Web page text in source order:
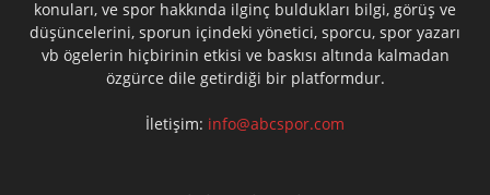
konuları, ve spor hakkında ilginç buldukları bilgi, görüş ve
düşüncelerini, sporun içindeki yönetici, sporcu, spor yazarı
vb ögelerin hiçbirinin etkisi ve baskısı altında kalmadan
özgürce dile getirdiği bir platformdur.
İletişim: info@abcspor.com